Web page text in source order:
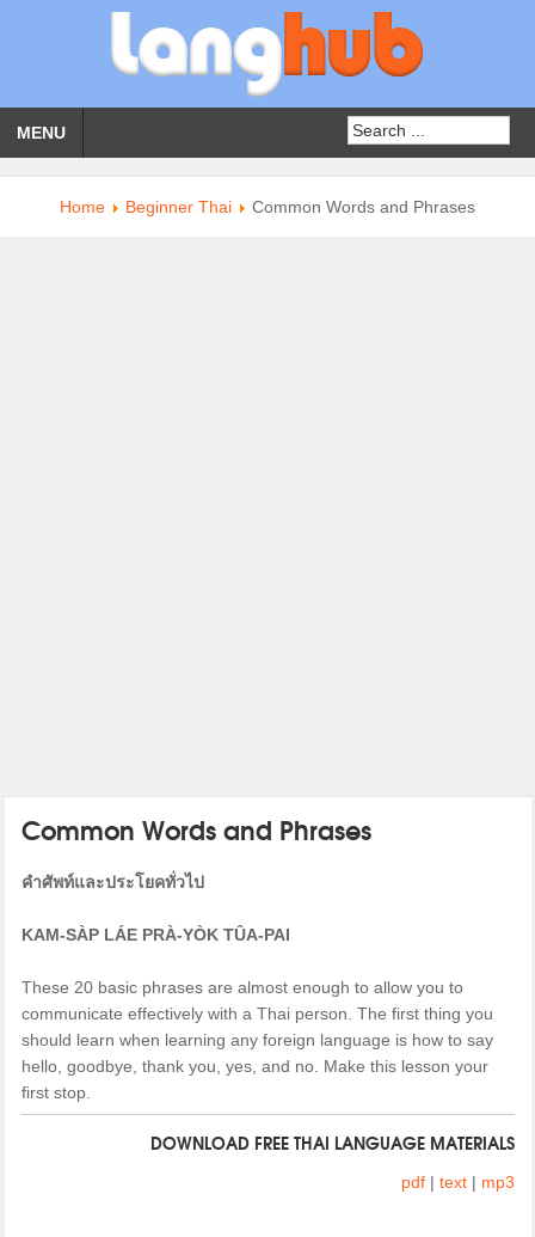
MENU
Home Beginner Thai Common Words and Phrases
Common Words and Phrases
คำศัพท์และประโยคทั่วไป
KAM-SÀP LÁE PRÀ-YÒK TÛA-PAI
These 20 basic phrases are almost enough to allow you to
communicate effectively with a Thai person. The first thing you
should learn when learning any foreign language is how to say
hello, goodbye, thank you, yes, and no. Make this lesson your
first stop.
DOWNLOAD FREE THAI LANGUAGE MATERIALS
pdf| text| mp3